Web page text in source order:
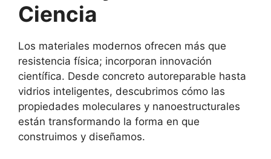
Ciencia
Los materiales modernos ofrecen más que
resistencia física; incorporan innovación
científica. Desde concreto autoreparable hasta
vidrios inteligentes, descubrimos cómo las
propiedades moleculares y nanoestructurales
están transformando la forma en que
construimos y diseñamos.